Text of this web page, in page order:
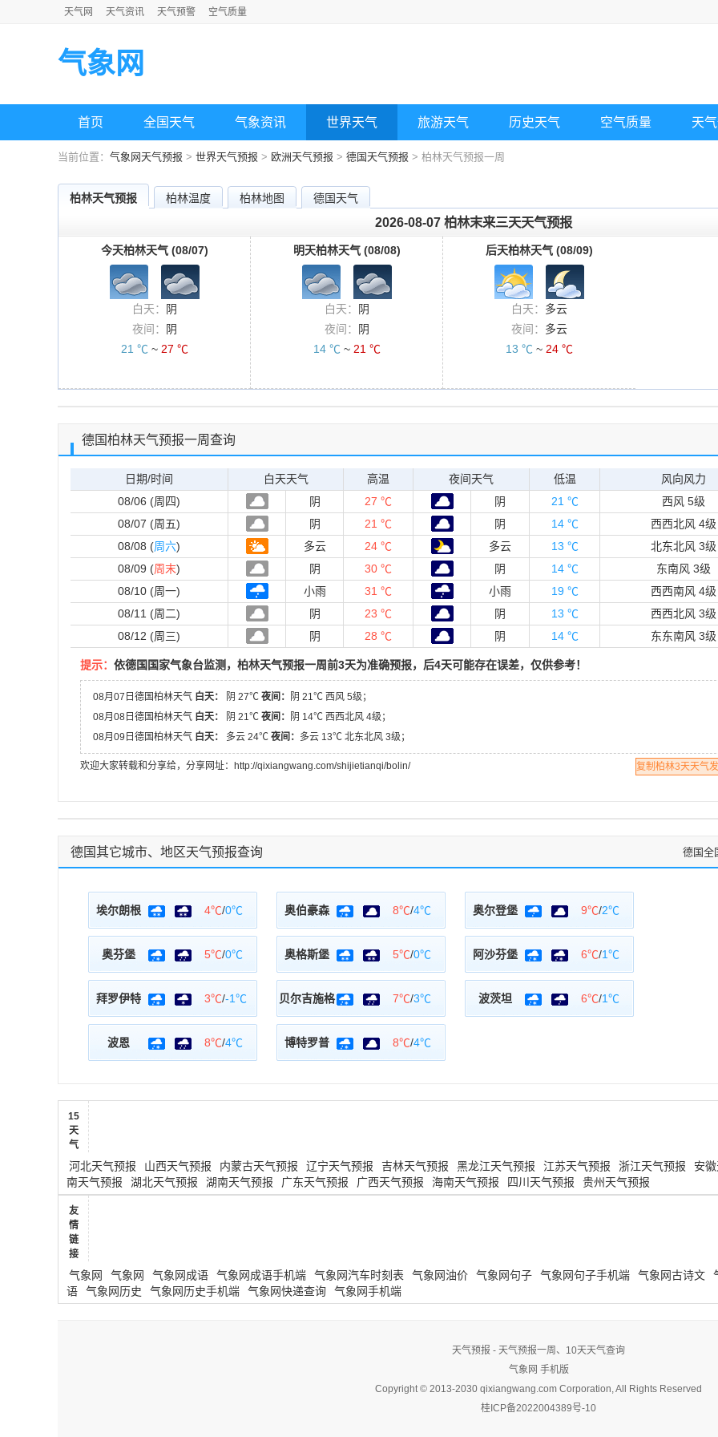
天气网 天气资讯 天气预警 空气质量
气象网
首页 全国天气 气象资讯 世界天气 旅游天气 历史天气 空气质量 天
当前位置： 气象网天气预报 > 世界天气预报 > 欧洲天气预报 > 德国天气预报 > 柏林天气预报一周
柏林天气预报 柏林温度 柏林地图 德国天气
2026-08-07 柏林末来三天天气预报
今天柏林天气 (08/07)
白天：
阴
夜间：
阴
21 ℃ ~ 27 ℃
明天柏林天气 (08/08)
白天：
阴
夜间：
阴
14 ℃ ~ 21 ℃
后天柏林天气 (08/09)
白天： 多云
夜间： 多云
13 ℃ ~ 24 ℃
德国柏林天气预报一周查询
日期/时间 白天天气 高温 夜间天气 低温
风向风力
08/06 (周四)
阴 27 ℃ 阴 21 ℃
西风 5级
08/07 (周五)
阴 21 ℃ 阴 14 ℃
西西北风 4级
08/08 (周六) 多云 24 ℃ 多云 13 ℃
北东北风 3级
08/09 (周末) 阴 30 ℃ 阴 14 ℃
东南风 3级
08/10 (周一)
小雨 31 ℃ 小雨 19 ℃
西西南风 4级
08/11 (周二)
阴 23 ℃ 阴 13 ℃
西西北风 3级
08/12 (周三)
阴 28 ℃ 阴 14 ℃ 东东南风 3级
提示： 依德国国家气象台监测，柏林天气预报一周前3天为准确预报，后4天可能存在误差，仅供参考！
08月07日德国柏林天气 白天： 阴 27℃ 夜间：
阴 21℃ 西风 5级；
08月08日德国柏林天气 白天： 阴 21℃ 夜间：
阴 14℃ 西西北风 4级；
08月09日德国柏林天气 白天： 多云 24℃ 夜间： 多云 13℃ 北东北风 3级；
欢迎大家转载和分享给，分享网址：http://qixiangwang.com/shijietianqi/bolin/ 复制柏林3天天气
德国其它城市、地区天气预报查询 德国全
埃尔朗根 4℃/0℃ 奥伯豪森 8℃/4℃ 奥尔登堡 9℃/2℃
奥芬堡 5℃/0℃ 奥格斯堡 5℃/0℃ 阿沙芬堡 6℃/1℃
拜罗伊特 3℃/-1℃ 贝尔吉施格 7℃/3℃ 波茨坦 6℃/1℃
波恩 8℃/4℃ 博特罗普 8℃/4℃
15
天
气
河北天气预报 山西天气预报 内蒙古天气预报 辽宁天气预报 吉林天气预报 黑龙江天气预报 江苏天气预报 浙江天气预报 安
南天气预报
湖北天气预报 湖南天气预报 广东天气预报 广西天气预报 海南天气预报 四川天气预报 贵州天气预报
友
情
链
接
气象网 气象网 气象网成语 气象网成语手机端 气象网汽车时刻表 气象网油价 气象网句子 气象网句子手机端 气象网古诗文
语
气象网历史 气象网历史手机端 气象网快递查询 气象网手机端
天气预报 - 天气预报一周、10天天气查询
气象网 手机版
Copyright © 2013-2030 qixiangwang.com Corporation, All Rights Reserved
桂ICP备2022004389号-10